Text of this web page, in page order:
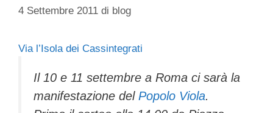
4 Settembre 2011 di blog
Via l’Isola dei Cassintegrati
Il 10 e 11 settembre a Roma ci sarà la
manifestazione del Popolo Viola.